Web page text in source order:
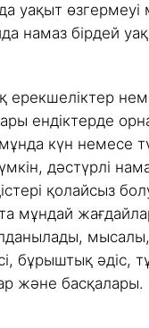
уақыт өзгермеуі
намаз бірдей
ерекшеліктер
ендіктерде
күн немесе
дәстүрлі
қолайсыз
мұндай
бұрыштық әдіс,
және басқалары.